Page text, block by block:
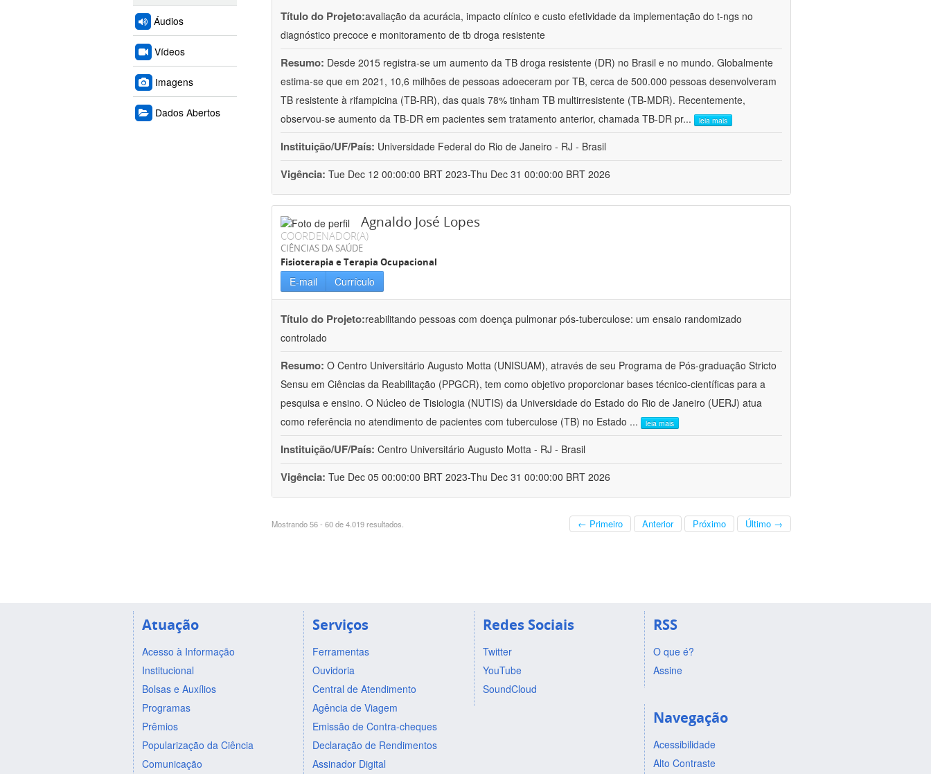
Áudios
Vídeos
Imagens
Dados Abertos
Título do Projeto:avaliação da acurácia, impacto clínico e custo efetividade da implementação do t-ngs no
diagnóstico precoce e monitoramento de tb droga resistente
Resumo: Desde 2015 registra-se um aumento da TB droga resistente (DR) no Brasil e no mundo. Globalmente
estima-se que em 2021, 10,6 milhões de pessoas adoeceram por TB, cerca de 500.000 pessoas desenvolveram
TB resistente à rifampicina (TB-RR), das quais 78% tinham TB multirresistente (TB-MDR). Recentemente,
observou-se aumento da TB-DR em pacientes sem tratamento anterior, chamada TB-DR pr... leia mais
Instituição/UF/País: Universidade Federal do Rio de Janeiro - RJ - Brasil
Vigência: Tue Dec 12 00:00:00 BRT 2023-Thu Dec 31 00:00:00 BRT 2026
Agnaldo José Lopes
COORDENADOR(A)
CIÊNCIAS DA SAÚDE
Fisioterapia e Terapia Ocupacional
E-mail Currículo
Título do Projeto:reabilitando pessoas com doença pulmonar pós-tuberculose: um ensaio randomizado
controlado
Resumo: O Centro Universitário Augusto Motta (UNISUAM), através de seu Programa de Pós-graduação Stricto
Sensu em Ciências da Reabilitação (PPGCR), tem como objetivo proporcionar bases técnico-científicas para a
pesquisa e ensino. O Núcleo de Tisiologia (NUTIS) da Universidade do Estado do Rio de Janeiro (UERJ) atua
como referência no atendimento de pacientes com tuberculose (TB) no Estado ... leia mais
Instituição/UF/País: Centro Universitário Augusto Motta - RJ - Brasil
Vigência: Tue Dec 05 00:00:00 BRT 2023-Thu Dec 31 00:00:00 BRT 2026
Mostrando 56 - 60 de 4.019 resultados. ← Primeiro Anterior Próximo Último →
Atuação
Acesso à Informação
Institucional
Bolsas e Auxílios
Programas
Prêmios
Popularização da Ciência
Comunicação
Serviços
Ferramentas
Ouvidoria
Central de Atendimento
Agência de Viagem
Emissão de Contra-cheques
Declaração de Rendimentos
Assinador Digital
Redes Sociais
Twitter
YouTube
SoundCloud
RSS
O que é?
Assine
Navegação
Acessibilidade
Alto Contraste